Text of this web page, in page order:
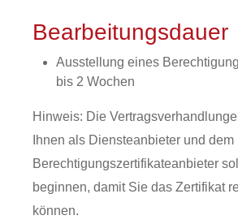
Bearbeitungsdauer
Ausstellung eines
bis 2 Wochen
Hinweis: Die
Ihnen als Diensteanbieter und dem
Berechtigungszertifikateanbieter
beginnen, damit Sie das Zertifikat
können.